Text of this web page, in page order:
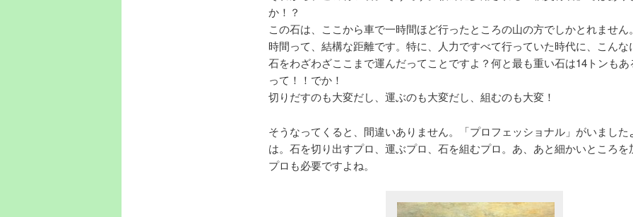
か！？
この石は、ここから車で一時間ほど行ったところの山の方でしかとれません
時間って、結構な距離です。特に、人力ですべて行っていた時代に、こんな
石をわざわざここまで運んだってことですよ？何と最も重い石は14トンもあ
って！！でか！
切りだすのも大変だし、運ぶのも大変だし、組むのも大変！
そうなってくると、間違いありません。「プロフェッショナル」がいました
は。石を切り出すプロ、運ぶプロ、石を組むプロ。あ、あと細かいところを
プロも必要ですよね。